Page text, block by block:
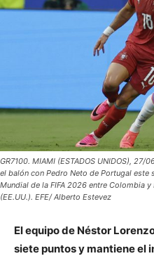
GR7100. MIAMI (ESTADOS UNIDOS),
el balón con Pedro Neto de Portugal este
Mundial de la FIFA 2026 entre Colombia
(EE.UU.). EFE/ Alberto Estevez
El equipo de Néstor
siete puntos y mantiene el